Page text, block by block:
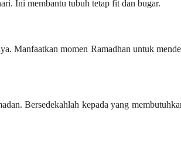
Ini membantu tubuh tetap fit dan bugar.
Manfaatkan momen Ramadhan untuk
Bersedekahlah kepada yang